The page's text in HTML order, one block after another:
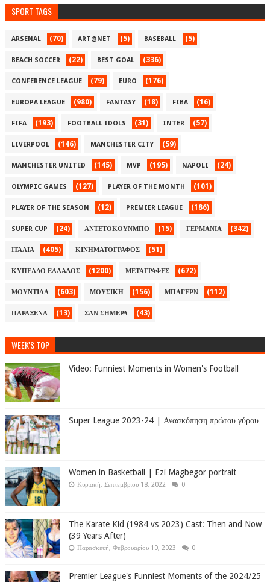
SPORT TAGS
ARSENAL (70) ART@NET (5) BASEBALL (5)
BEACH SOCCER (22) BEST GOAL (336)
CONFERENCE LEAGUE (79) EURO (176)
EUROPA LEAGUE (980) FANTASY (18) FIBA (16)
FIFA (193) FOOTBALL IDOLS (31) INTER (57)
LIVERPOOL (146) MANCHESTER CITY (59)
MANCHESTER UNITED (145) MVP (195) NAPOLI (24)
OLYMPIC GAMES (127) PLAYER OF THE MONTH (101)
PLAYER OF THE SEASON (12) PREMIER LEAGUE (186)
SUPER CUP (24) ΑΝΤΕΤΟΚΟΥΝΜΠΟ (15) ΓΕΡΜΑΝΙΑ (342)
ΙΤΑΛΙΑ (405) ΚΙΝΗΜΑΤΟΓΡΑΦΟΣ (51)
ΚΥΠΕΛΛΟ ΕΛΛΑΔΟΣ (1200) ΜΕΤΑΓΡΑΦΕΣ (672)
ΜΟΥΝΤΙΑΛ (603) ΜΟΥΣΙΚΗ (156) ΜΠΑΓΕΡΝ (112)
ΠΑΡΑΞΕΝΑ (13) ΣΑΝ ΣΗΜΕΡΑ (43)
WEEK'S TOP
Video: Funniest Moments in Women's Football
Super League 2023-24 | Ανασκόπηση πρώτου γύρου
Women in Basketball | Ezi Magbegor portrait
Κυριακή, Σεπτεμβρίου 18, 2022 0
The Karate Kid (1984 vs 2023) Cast: Then and Now
(39 Years After)
Παρασκευή, Φεβρουαρίου 10, 2023 0
Premier League's Funniest Moments of the 2024/25